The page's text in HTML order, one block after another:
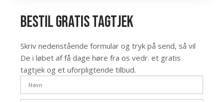
Bestil gratis tagtjek
​Skriv nedenstående formular og tryk på send, så vil
De i løbet af få dage høre fra os vedr. et gratis
tagtjek og et uforpligtende tilbud.